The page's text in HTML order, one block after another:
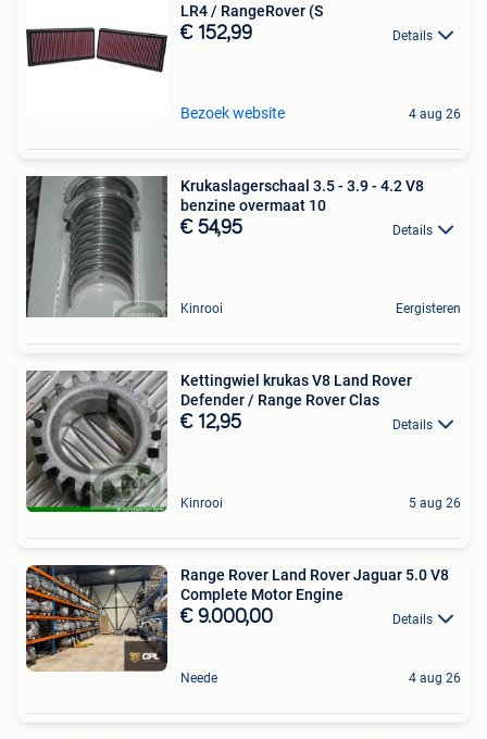
LR4 / RangeRover (S
€ 152,99 Details
Bezoek website 4 aug 26
Krukaslagerschaal 3.5 - 3.9 - 4.2 V8
benzine overmaat 10
€ 54,95 Details
Kinrooi Eergisteren
Kettingwiel krukas V8 Land Rover
Defender / Range Rover Clas
€ 12,95 Details
Kinrooi 5 aug 26
Range Rover Land Rover Jaguar 5.0 V8
Complete Motor Engine
€ 9.000,00 Details
Neede 4 aug 26